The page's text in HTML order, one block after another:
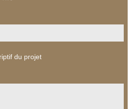
du projet